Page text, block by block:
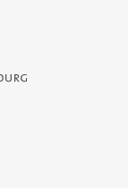
- Service